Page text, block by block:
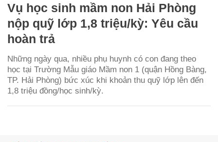
Vụ học sinh mầm non Hải Phòng
nộp quỹ lớp 1,8 triệu/kỳ: Yêu cầu
hoàn trả
Những ngày qua, nhiều phụ huynh có con đang theo
học tại Trường Mẫu giáo Mầm non 1 (quận Hồng Bàng,
TP. Hải Phòng) bức xúc khi khoản thu quỹ lớp lên đến
1,8 triệu đồng/học sinh/kỳ.